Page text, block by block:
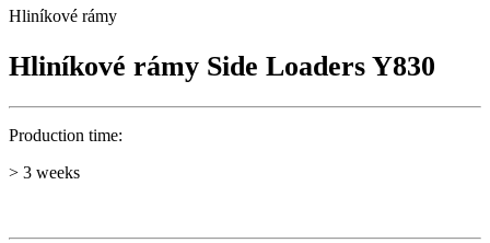
Hliníkové rámy
Hliníkové rámy Side Loaders Y830
Production time:
> 3 weeks